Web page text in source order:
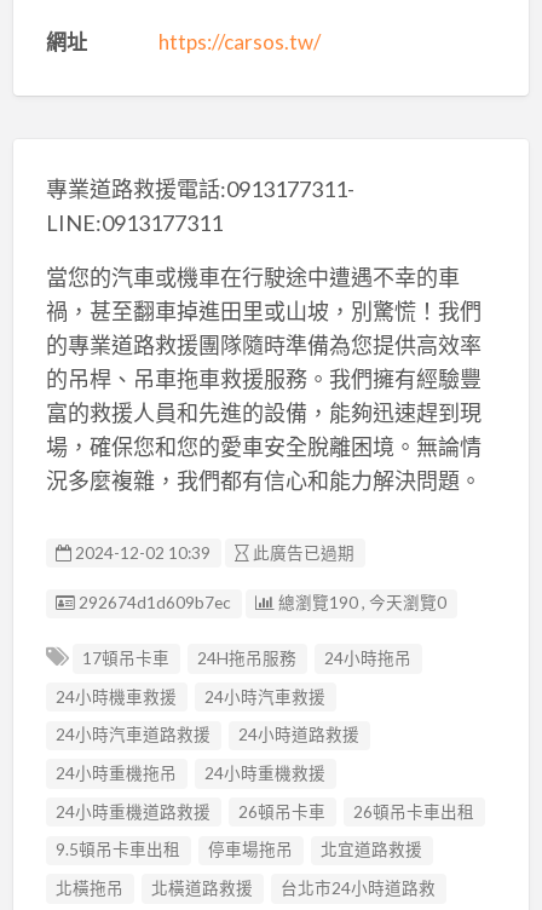
網址 https://carsos.tw/
專業道路救援電話:0913177311-
LINE:0913177311
當您的汽車或機車在行駛途中遭遇不幸的車
禍，甚至翻車掉進田里或山坡，別驚慌！我們
的專業道路救援團隊隨時準備為您提供高效率
的吊桿、吊車拖車救援服務。我們擁有經驗豐
富的救援人員和先進的設備，能夠迅速趕到現
場，確保您和您的愛車安全脫離困境。無論情
況多麼複雜，我們都有信心和能力解決問題。
2024-12-02 10:39 此廣告已過期
廣告编號
292674d1d609b7ec 總瀏覽190 , 今天瀏覽0
17頓吊卡車 24H拖吊服務
24小時拖吊
24小時機車救援
24小時汽車救援
24小時汽車道路救援
24小時道路救援
24小時重機拖吊
24小時重機救援
24小時重機道路救援
26頓吊卡車
26頓吊卡車出租
9.5頓吊卡車出租
停車場拖吊
北宜道路救援
北橫拖吊
北橫道路救援
台北市24小時道路救